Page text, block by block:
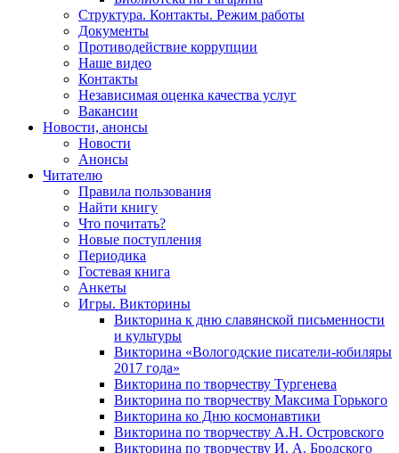
Структура. Контакты. Режим работы
Документы
Противодействие коррупции
Наше видео
Контакты
Независимая оценка качества услуг
Вакансии
Новости, анонсы
Новости
Анонсы
Читателю
Правила пользования
Найти книгу
Что почитать?
Новые поступления
Периодика
Гостевая книга
Анкеты
Игры. Викторины
Викторина к дню славянской письменности
и культуры
Викторина «Вологодские писатели-юбиляры
2017 года»
Викторина по творчеству Тургенева
Викторина по творчеству Максима Горького
Викторина ко Дню космонавтики
Викторина по творчеству А.Н. Островского
Викторина по творчеству И. А. Бродского